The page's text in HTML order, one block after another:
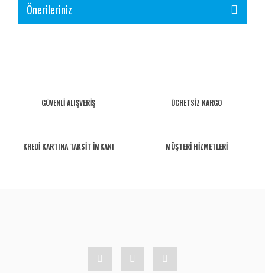
Önerileriniz
GÜVENLİ ALIŞVERİŞ ÜCRETSİZ KARGO
KREDİ KARTINA TAKSİT İMKANI MÜŞTERİ HİZMETLERİ